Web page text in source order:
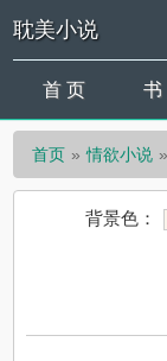
耽美小说
首 页 书
首页 情欲小说
背景色：